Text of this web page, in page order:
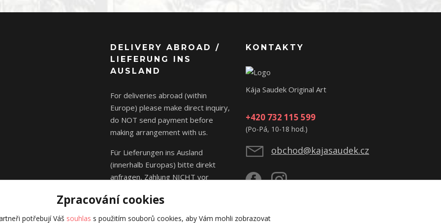
DELIVERY ABROAD /
LIEFERUNG INS
AUSLAND
For deliveries abroad (within
Europe) please make direct inquiry,
do NOT send payment before
making arrangement with us.
Für Lieferungen ins Ausland
(innerhalb Europas) bitte direkt
anfragen, Zahlung NICHT vor
KONTAKTY
Kája Saudek Original Art
+420 732 115 599
(Po-Pá, 10-18 hod.)
obchod@kajasaudek.cz
Zpracování cookies
potřebují Váš souhlas s použitím souborů cookies, aby Vám mohli zobrazovat